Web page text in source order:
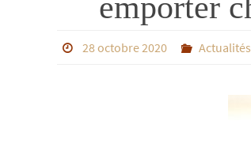
28 octobre 2020 Actualités